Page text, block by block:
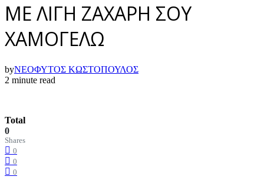
ΜΕ ΛΙΓΗ ΖΑΧΑΡΗ ΣΟΥ
ΧΑΜΟΓΕΛΩ
byΝΕΟΦΥΤΟΣ ΚΩΣΤΟΠΟΥΛΟΣ
2 minute read
Total
0
Shares
0
0
0